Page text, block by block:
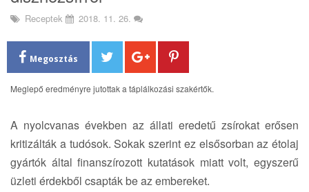
i
o
n
Receptek 2018. 11. 26.
Megosztás
Meglepő eredményre jutottak a táplálkozási szakértők.
A nyolcvanas években az állati eredetű zsírokat erősen
kritizálták a tudósok. Sokak szerint ez elsősorban az étolaj
gyártók által finanszírozott kutatások miatt volt, egyszerű
üzleti érdekből csapták be az embereket.